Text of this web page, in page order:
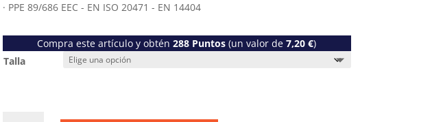
· PPE 89/686 EEC - EN ISO 20471 - EN 14404
Compra este artículo y obtén288 Puntos (un valor de7,20€)
Talla